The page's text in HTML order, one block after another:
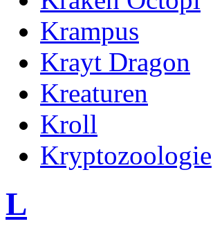
Krampus
Krayt Dragon
Kreaturen
Kroll
Kryptozoologie
L